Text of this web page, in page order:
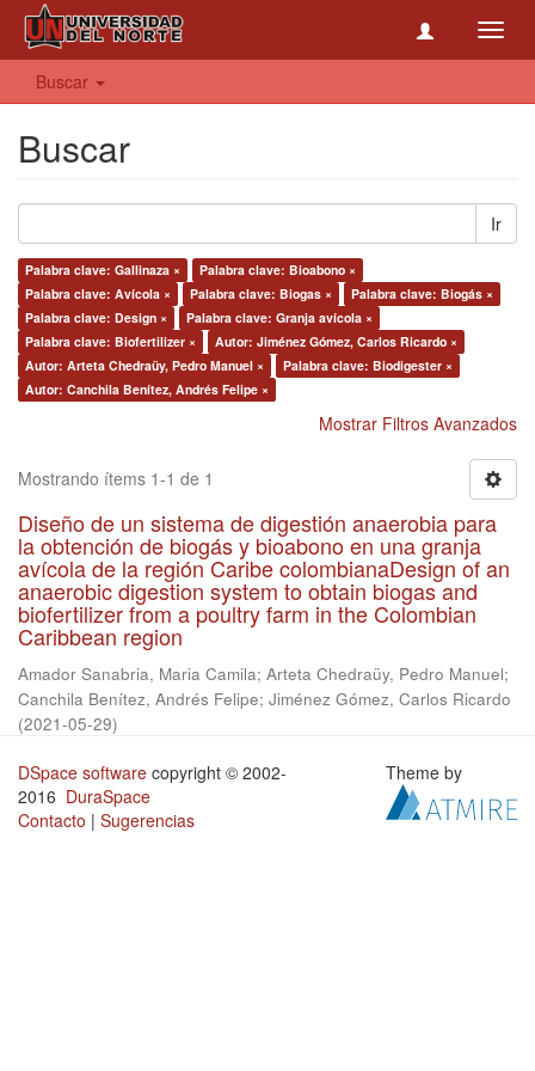
Buscar
Buscar
Ir
Palabra clave: Gallinaza ×
Palabra clave: Bioabono ×
Palabra clave: Avícola ×
Palabra clave: Biogas ×
Palabra clave: Biogás ×
Palabra clave: Design ×
Palabra clave: Granja avícola ×
Palabra clave: Biofertilizer ×
Autor: Jiménez Gómez, Carlos Ricardo ×
Autor: Arteta Chedraüy, Pedro Manuel ×
Palabra clave: Biodigester ×
Autor: Canchila Benítez, Andrés Felipe ×
Mostrar Filtros Avanzados
Mostrando ítems 1-1 de 1
Diseño de un sistema de digestión anaerobia para
la obtención de biogás y bioabono en una granja
avícola de la región Caribe colombianaDesign of an
anaerobic digestion system to obtain biogas and
biofertilizer from a poultry farm in the Colombian
Caribbean region
Amador Sanabria, Maria Camila; Arteta Chedraüy, Pedro Manuel;
Canchila Benítez, Andrés Felipe; Jiménez Gómez, Carlos Ricardo
(2021-05-29)
DSpace software copyright © 2002-
2016 DuraSpace
Contacto | Sugerencias
Theme by